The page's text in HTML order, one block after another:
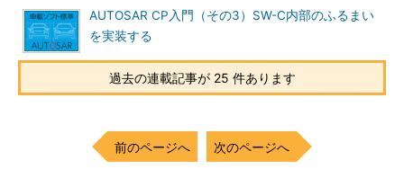
AUTOSAR CP入門（その3）SW-C内部のふるまい
を実装する
過去の連載記事が 25 件あります
前のページへ 次のページへ